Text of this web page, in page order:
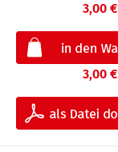
3,00 €
3,00 €